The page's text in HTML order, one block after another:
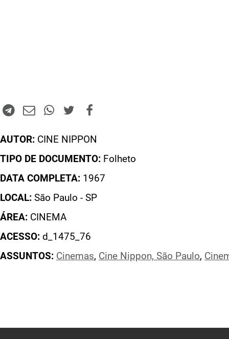
AUTOR: CINE NIPPON
TIPO DE DOCUMENTO: Folheto
DATA COMPLETA: 1967
LOCAL: São Paulo - SP
ÁREA: CINEMA
ACESSO: d_1475_76
ASSUNTOS: Cinemas, Cine Nippon, São Paulo,